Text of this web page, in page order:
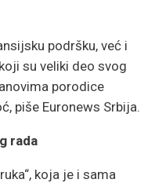
podršku, već i
su veliki deo svog
porodice
piše Euronews Srbija.
rada
koja je i sama